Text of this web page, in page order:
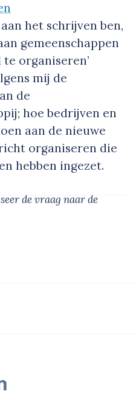
aan het schrijven ben,
gemeenschappen
organiseren’
mij de
de
hoe bedrijven en
aan de nieuwe
organiseren die
hebben ingezet.
de vraag naar de